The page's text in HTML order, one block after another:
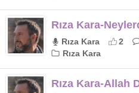
Rıza Kara-
Rıza Kara 2
Rıza Kara
Rıza Kara-Allah